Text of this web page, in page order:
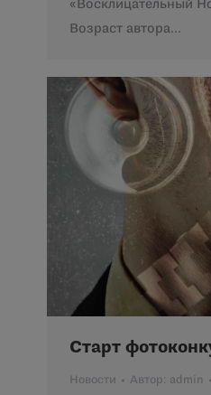
«Восклицательный
Возраст автора…
Старт
Новости Автор: admin